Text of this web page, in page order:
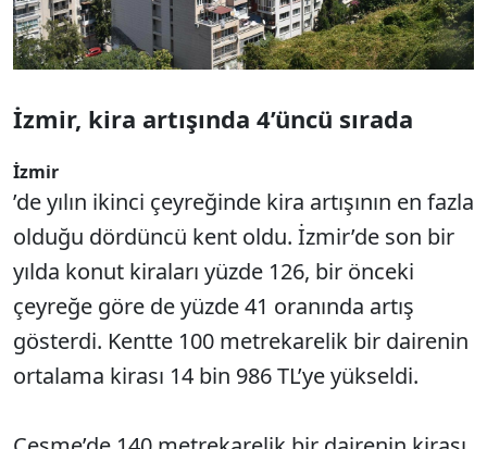
İzmir, kira artışında 4’üncü sırada
İzmir
’de yılın ikinci çeyreğinde kira artışının en fazla
olduğu dördüncü kent oldu. İzmir’de son bir
yılda konut kiraları yüzde 126, bir önceki
çeyreğe göre de yüzde 41 oranında artış
gösterdi. Kentte 100 metrekarelik bir dairenin
ortalama kirası 14 bin 986 TL’ye yükseldi.